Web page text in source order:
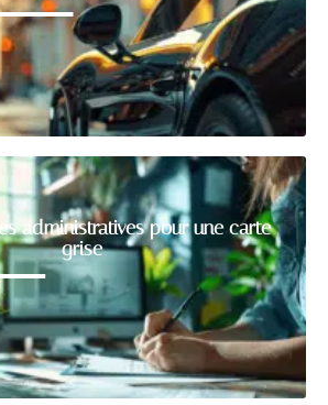
administratives pour une carte
grise